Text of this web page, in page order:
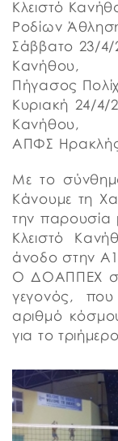
Κλειστό
Ροδίων
Σάββατο 23/4/
Κανήθου,
Πήγασος
Κυριακή 24/4/
Κανήθου,
ΑΠΦΣ
Με το
Κάνουμε τη
την
Κλειστό
άνοδο στην Α1
Ο ΔΟΑΠΠΕΧ
γεγονός, που
αριθμό
για το